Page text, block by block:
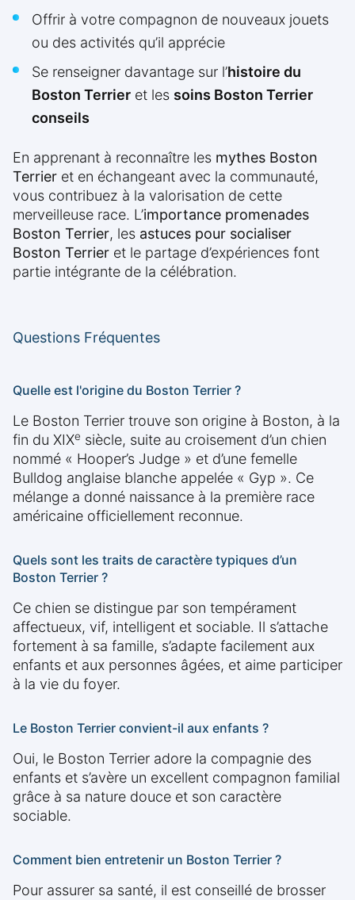
Offrir à votre compagnon de nouveaux jouets
ou des activités qu’il apprécie
Se renseigner davantage sur l’histoire du
Boston Terrier et les soins Boston Terrier
conseils
En apprenant à reconnaître les mythes Boston
Terrier et en échangeant avec la communauté,
vous contribuez à la valorisation de cette
merveilleuse race. L’importance promenades
Boston Terrier, les astuces pour socialiser
Boston Terrier et le partage d’expériences font
partie intégrante de la célébration.
Questions Fréquentes
Quelle est l'origine du Boston Terrier ?
Le Boston Terrier trouve son origine à Boston, à la
fin du XIXe siècle, suite au croisement d’un chien
nommé « Hooper’s Judge » et d’une femelle
Bulldog anglaise blanche appelée « Gyp ». Ce
mélange a donné naissance à la première race
américaine officiellement reconnue.
Quels sont les traits de caractère typiques d’un
Boston Terrier ?
Ce chien se distingue par son tempérament
affectueux, vif, intelligent et sociable. Il s’attache
fortement à sa famille, s’adapte facilement aux
enfants et aux personnes âgées, et aime participer
à la vie du foyer.
Le Boston Terrier convient-il aux enfants ?
Oui, le Boston Terrier adore la compagnie des
enfants et s’avère un excellent compagnon familial
grâce à sa nature douce et son caractère
sociable.
Comment bien entretenir un Boston Terrier ?
Pour assurer sa santé, il est conseillé de brosser